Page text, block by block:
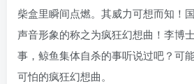
柴盒里瞬间点燃。其威力可想而知！
声音形象的称之为疯狂幻想曲！李博
事，鲸鱼集体自杀的事听说过吧？可
可怕的疯狂幻想曲。